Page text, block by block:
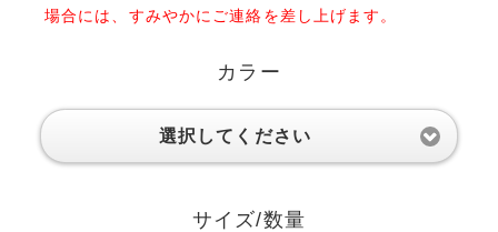
場合には、すみやかにご連絡を差し上げます。
カラー
選択してください
サイズ/数量